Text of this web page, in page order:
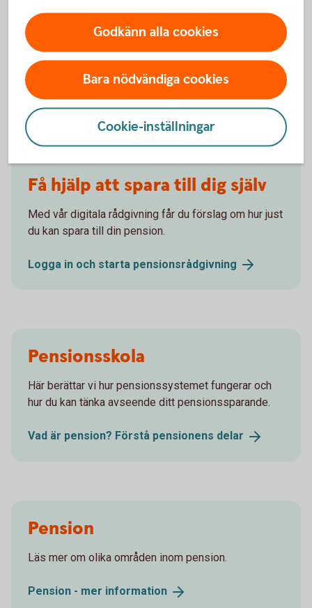
Börja spara till pension
Låt oss hjälpa dig att komma igång med
pensionssparandet till din framtida pension!
Pensionsspara privat - räkna ut din
Få hjälp att spara till dig själv
Med vår digitala rådgivning får du förslag om hur just
du kan spara till din pension.
Logga in och starta pensionsrådgivning
Pensionsskola
Här berättar vi hur pensionssystemet fungerar och
hur du kan tänka avseende ditt pensionssparande.
Vad är pension? Förstå pensionens delar
Pension
Läs mer om olika områden inom pension.
Pension - mer information
Godkänn alla cookies
Bara nödvändiga cookies
Cookie-inställningar